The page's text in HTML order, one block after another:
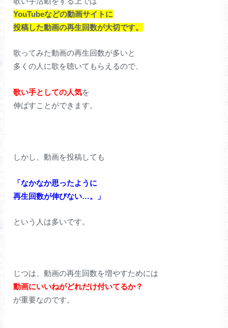
YouTubeなどの動画サイトに
投稿した動画の再生回数が大切です。
歌ってみた動画の再生回数が多いと
多くの人に歌を聴いてもらえるので、
歌い手としての人気を
伸ばすことができます。
しかし、動画を投稿しても
「なかなか思ったように
再生回数が伸びない…。」
という人は多いです。
じつは、動画の再生回数を増やすためには
動画にいいねがどれだけ付いてるか？
が重要なのです。